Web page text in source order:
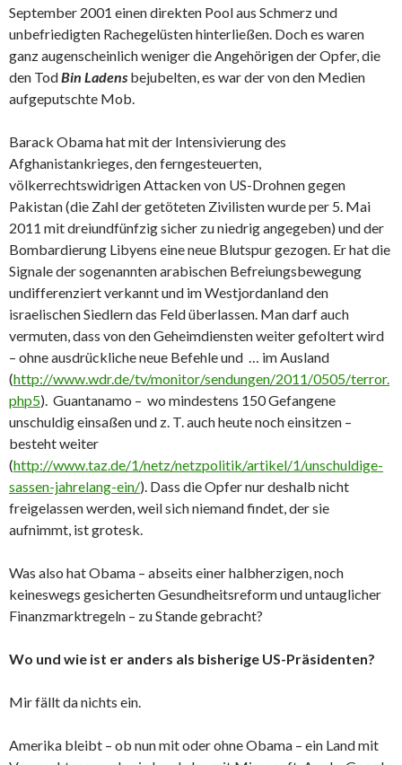
September 2001 einen direkten Pool aus Schmerz und
unbefriedigten Rachegelüsten hinterließen. Doch es waren
ganz augenscheinlich weniger die Angehörigen der Opfer, die
den TodBin Ladens bejubelten, es war der von den Medien
aufgeputschte Mob.
Barack Obama hat mit der Intensivierung des
Afghanistankrieges, den ferngesteuerten,
völkerrechtswidrigen Attacken von US-Drohnen gegen
Pakistan (die Zahl der getöteten Zivilisten wurde per 5. Mai
2011 mit dreiundfünfzig sicher zu niedrig angegeben) und der
Bombardierung Libyens eine neue Blutspur gezogen. Er hat die
Signale der sogenannten arabischen Befreiungsbewegung
undifferenziert verkannt und im Westjordanland den
israelischen Siedlern das Feld überlassen. Man darf auch
vermuten, dass von den Geheimdiensten weiter gefoltert wird
– ohne ausdrückliche neue Befehle und … im Ausland
(http://www.wdr.de/tv/monitor/sendungen/2011/0505/terror.
php5). Guantanamo – wo mindestens 150 Gefangene
unschuldig einsaßen und z. T. auch heute noch einsitzen –
besteht weiter
(http://www.taz.de/1/netz/netzpolitik/artikel/1/unschuldige-
sassen-jahrelang-ein/). Dass die Opfer nur deshalb nicht
freigelassen werden, weil sich niemand findet, der sie
aufnimmt, ist grotesk.
Was also hat Obama – abseits einer halbherzigen, noch
keineswegs gesicherten Gesundheitsreform und untauglicher
Finanzmarktregeln – zu Stande gebracht?
Wo und wie ist er anders als bisherige US-Präsidenten?
Mir fällt da nichts ein.
Amerika bleibt – ob nun mit oder ohne Obama – ein Land mit